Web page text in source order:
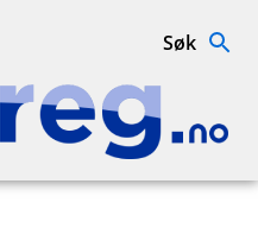
Interreg.no
Søk